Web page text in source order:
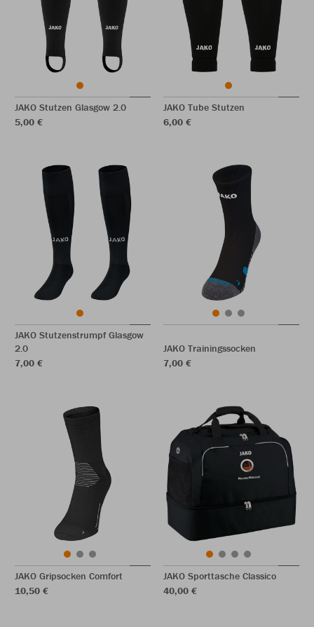
JAKO Stutzen Glasgow 2.0
5,00 €
JAKO Tube Stutzen
6,00 €
JAKO Stutzenstrumpf Glasgow
2.0
7,00 €
JAKO Trainingssocken
7,00 €
JAKO Gripsocken Comfort
10,50 €
JAKO Sporttasche Classico
40,00 €